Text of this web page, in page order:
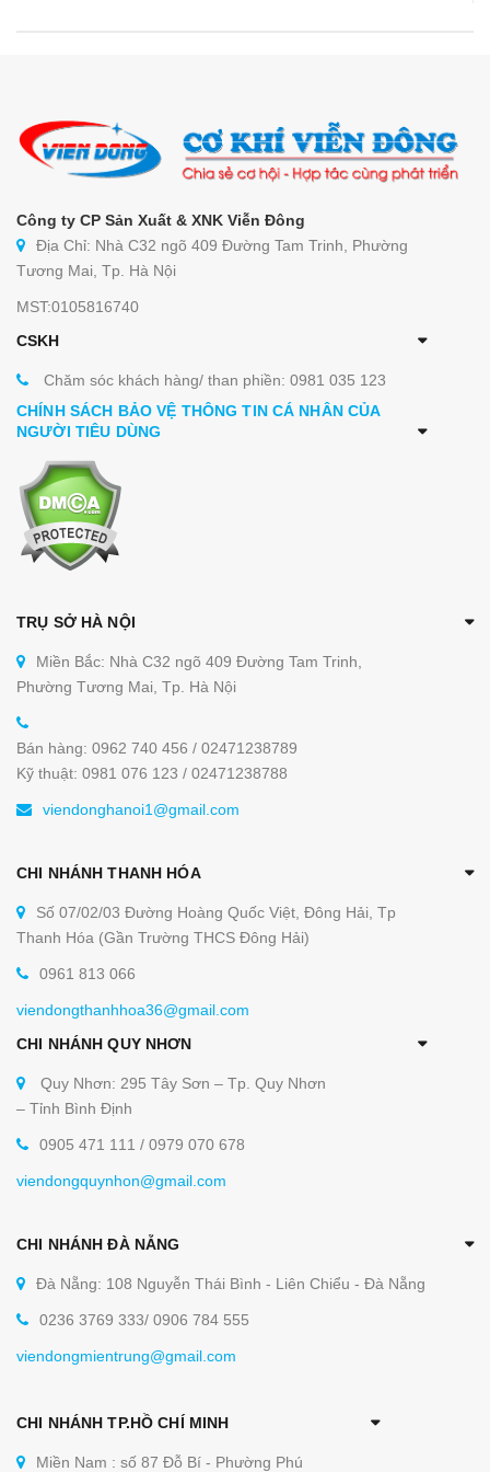
Công ty CP Sản Xuất & XNK Viễn Đông
Địa Chỉ: Nhà C32 ngõ 409 Đường Tam Trinh, Phường
Tương Mai, Tp. Hà Nội
MST:0105816740
CSKH
Chăm sóc khách hàng/ than phiền: 0981 035 123
CHÍNH SÁCH BẢO VỆ THÔNG TIN CÁ NHÂN CỦA
NGƯỜI TIÊU DÙNG
TRỤ SỞ HÀ NỘI
Miền Bắc: Nhà C32 ngõ 409 Đường Tam Trinh,
Phường Tương Mai, Tp. Hà Nội
Bán hàng: 0962 740 456 / 02471238789
Kỹ thuật: 0981 076 123 / 02471238788
viendonghanoi1@gmail.com
CHI NHÁNH THANH HÓA
Số 07/02/03 Đường Hoàng Quốc Việt, Đông Hải, Tp
Thanh Hóa (Gần Trường THCS Đông Hải)
0961 813 066
viendongthanhhoa36@gmail.com
CHI NHÁNH QUY NHƠN
Quy Nhơn: 295 Tây Sơn – Tp. Quy Nhơn
– Tỉnh Bình Định
0905 471 111 / 0979 070 678
viendongquynhon@gmail.com
CHI NHÁNH ĐÀ NẴNG
Đà Nẵng: 108 Nguyễn Thái Bình - Liên Chiểu - Đà Nẵng
0236 3769 333/ 0906 784 555
viendongmientrung@gmail.com
CHI NHÁNH TP.HỒ CHÍ MINH
Miền Nam : số 87 Đỗ Bí - Phường Phú